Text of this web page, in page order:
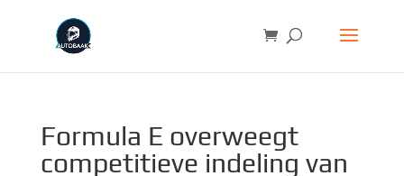
Formula E overweegt
competitieve indeling van